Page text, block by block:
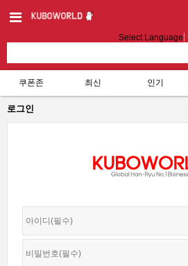
Select Language
쿠폰존 최신 인기
로그인